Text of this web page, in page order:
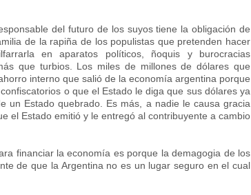
del futuro de los suyos tiene la obligación de
de la rapiña de los populistas que pretenden hacer
en aparatos políticos, ñoquis y burocracias
que turbios. Los miles de millones de dólares que
interno que salió de la economía argentina porque
o que el Estado le diga que sus dólares ya
un Estado quebrado. Es más, a nadie le causa gracia
el Estado emitió y le entregó al contribuyente a cambio
financiar la economía es porque la demagogia de los
de que la Argentina no es un lugar seguro en el cual